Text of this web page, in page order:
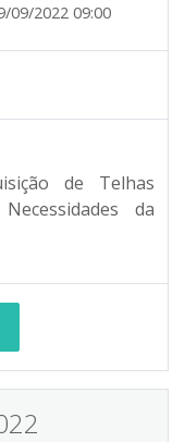
09/2022 09:00
de Telhas
da